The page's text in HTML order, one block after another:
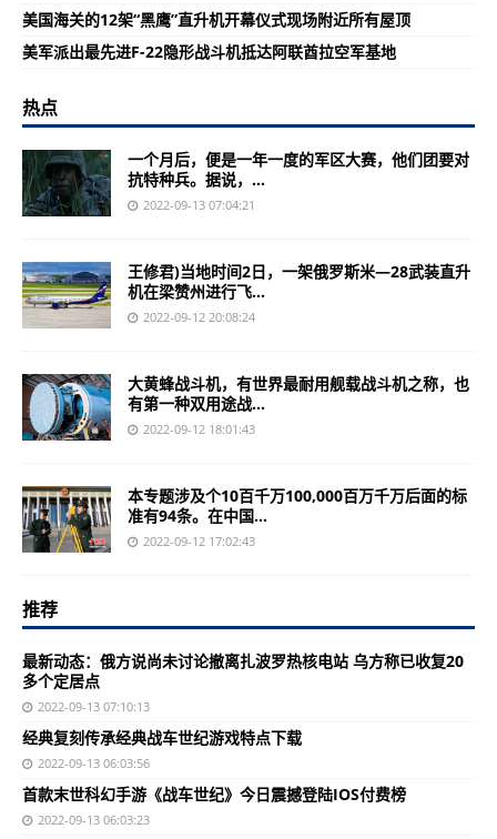
美国海关的12架“黑鹰”直升机开幕仪式现场附近所有屋顶
美军派出最先进F-22隐形战斗机抵达阿联酋拉空军基地
热点
一个月后，便是一年一度的军区大赛，他们团要对
抗特种兵。据说，...
2022-09-13 07:04:21
王修君)当地时间2日，一架俄罗斯米—28武装直升
机在梁赞州进行飞...
2022-09-12 20:08:24
大黄蜂战斗机，有世界最耐用舰载战斗机之称，也
有第一种双用途战...
2022-09-12 18:01:43
本专题涉及个10百千万100,000百万千万后面的标
准有94条。在中国...
2022-09-12 17:02:43
推荐
最新动态：俄方说尚未讨论撤离扎波罗热核电站 乌方称已收复20
多个定居点
2022-09-13 07:10:13
经典复刻传承经典战车世纪游戏特点下载
2022-09-13 06:03:56
首款末世科幻手游《战车世纪》今日震撼登陆IOS付费榜
2022-09-13 06:03:23